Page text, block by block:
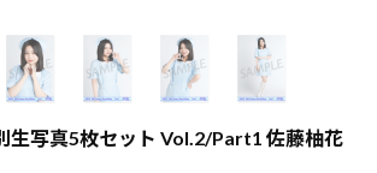
生写真5枚セット Vol.2/Part1 佐藤柚花